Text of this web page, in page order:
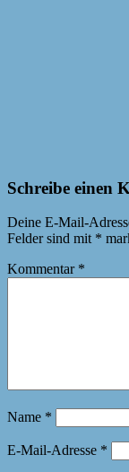
Schreibe einen
Deine E-Mail-
Felder sind mit *
Kommentar *
Name *
E-Mail-Adresse *